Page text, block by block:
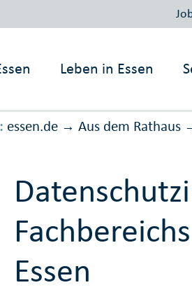
Leben in Essen
essen.de → Aus dem Rathaus
Essen